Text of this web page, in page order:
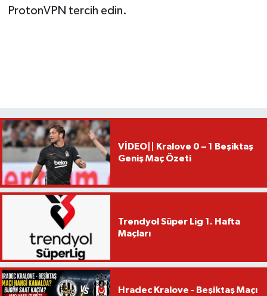
ProtonVPN tercih edin.
VİDEO|| Kralove 0 – 1 Beşiktaş
Geniş Maç Özeti
Trendyol Süper Lig 1. Hafta
Maçları
Hradec Kralove - Beşiktaş Maçı